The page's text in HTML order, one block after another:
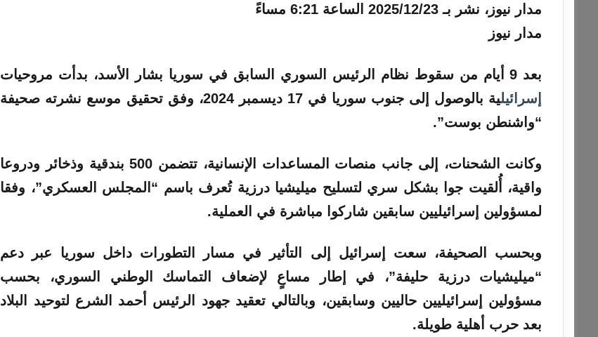
مدار نيوز، نشر بـ 2025/12/23 الساعة 6:21 مساءً
مدار نيوز
بعد 9 أيام من سقوط نظام الرئيس السوري السابق في سوريا بشار الأسد، بدأت مروحيات
إسرائيلية بالوصول إلى جنوب سوريا في 17 ديسمبر 2024، وفق تحقيق موسع نشرته صحيفة
“واشنطن بوست”.
وكانت الشحنات، إلى جانب منصات المساعدات الإنسانية، تتضمن 500 بندقية وذخائر ودروعا
واقية، أُلقيت جوا بشكل سري لتسليح ميليشيا درزية تُعرف باسم “المجلس العسكري”، وفقا
لمسؤولين إسرائيليين سابقين شاركوا مباشرة في العملية.
وبحسب الصحيفة، سعت إسرائيل إلى التأثير في مسار التطورات داخل سوريا عبر دعم
“ميليشيات درزية حليفة”، في إطار مساعٍ لإضعاف التماسك الوطني السوري، بحسب
مسؤولين إسرائيليين حاليين وسابقين، وبالتالي تعقيد جهود الرئيس أحمد الشرع لتوحيد البلاد
بعد حرب أهلية طويلة.